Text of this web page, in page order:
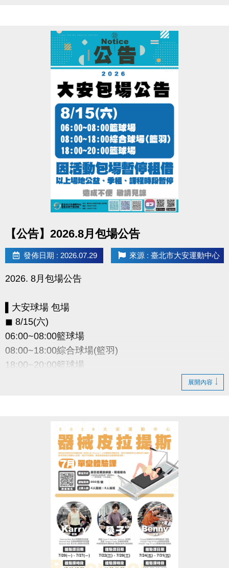
網路報名請點我(開啟新視窗)
▪︎ 大安APP 長佳Sports+ APP傳送門⬇
APPLE 傳送門點我(另開新視窗)
google play 傳送門點我(另開新視窗)
※網路報名僅開放四日內課程，且課程當天僅開放現場報名，額滿為
※報名後不得延期、換堂，如因私人因素辦理退費，需酌收20%手續
電話洽詢 (02)2396-0300 分機103、104
【公告】2026.8月包場公告
發佈日期 : 2026.07.29 來源 : 臺北市大安運動中心
2026. 8月包場公告
▌大安球場 包場
◼︎ 8/15(六)
06:00~08:00籃球場
08:00~18:00綜合球場(籃羽)
18:00~20:00籃球場
因活動包場 暫停租借
以上場地公益、季租、課程時段暫停
造成不便 敬請見諒
展開內容